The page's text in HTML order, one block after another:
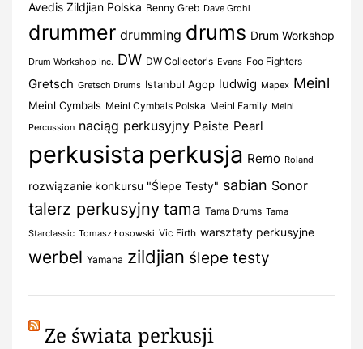
Avedis Zildjian Polska Benny Greb Dave Grohl
drummer drumming drums Drum Workshop
Drum Workshop Inc. DW DW Collector's Evans Foo Fighters
Gretsch Gretsch Drums Istanbul Agop ludwig Mapex Meinl
Meinl Cymbals Meinl Cymbals Polska Meinl Family Meinl
Percussion naciąg perkusyjny Paiste Pearl
perkusista perkusja Remo Roland
rozwiązanie konkursu "Ślepe Testy" sabian Sonor
talerz perkusyjny tama Tama Drums Tama
Starclassic Tomasz Łosowski Vic Firth warsztaty perkusyjne
werbel Yamaha zildjian ślepe testy
Ze świata perkusji